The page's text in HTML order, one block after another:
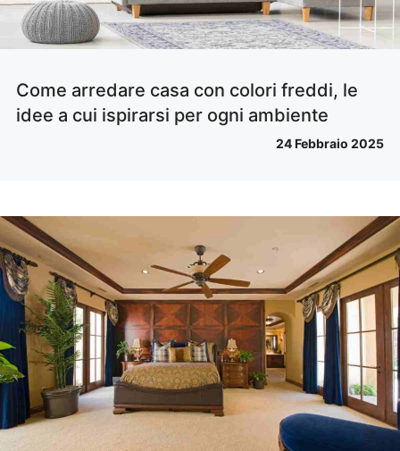
Come arredare casa con colori freddi, le
idee a cui ispirarsi per ogni ambiente
24 Febbraio 2025